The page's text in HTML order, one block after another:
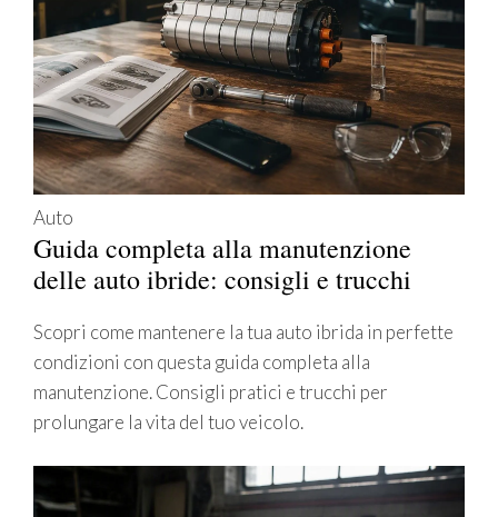
Auto
Guida completa alla manutenzione
delle auto ibride: consigli e trucchi
Scopri come mantenere la tua auto ibrida in perfette
condizioni con questa guida completa alla
manutenzione. Consigli pratici e trucchi per
prolungare la vita del tuo veicolo.